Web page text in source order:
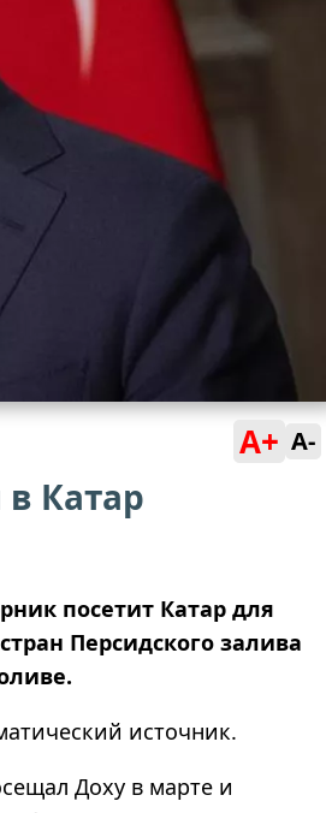
A+ A-
Катар
посетит Катар для
Персидского залива
источник.
Доху в марте и